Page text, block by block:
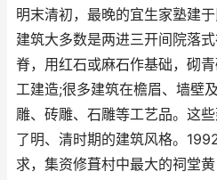
明末清初，最晚的宜生家塾建
建筑大多数是两进三开间院落
脊，用红石或麻石作基础，砌
工建造;很多建筑在檐眉、墙壁
雕、砖雕、石雕等工艺品。这
了明、清时期的建筑风格。
求，集资修葺村中最大的祠堂